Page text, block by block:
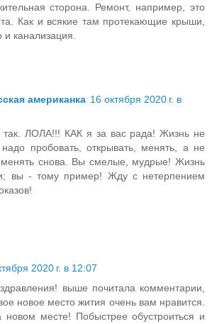
сторона. Ремонт, например, это
Как и всякие там протекающие крыши,
и канализация.
американка 16 октября 2020 г. в
так. ЛОЛА!!! КАК я за вас рада! Жизнь не
пробовать, открывать, менять, а не
менять снова. Вы смелые, мудрые! Жизнь
вы - тому пример! Жду с нетерпением
2020 г. в 12:07
выше почитала комментарии,
новое место жития очень вам нравится.
месте! Побыстрее обустроиться и